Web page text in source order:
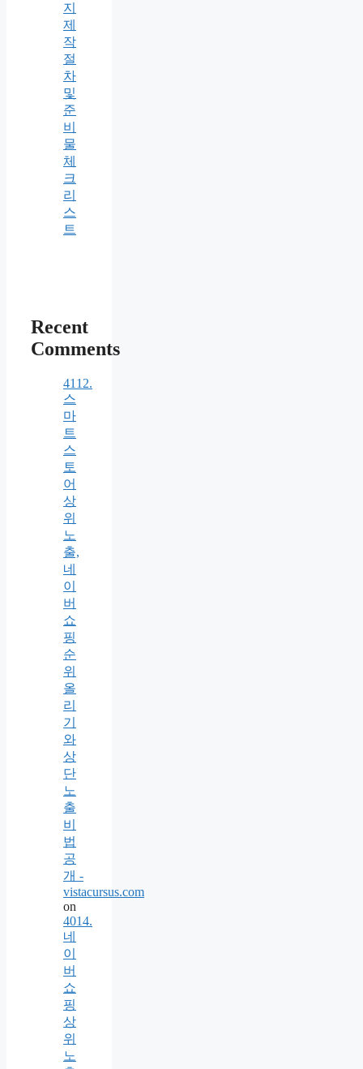
지
제
작
절
차
및
준
비
물
체
크
리
스
트
Recent
Comments
4112.
스
마
트
스
토
어
상
위
노
출,
네
이
버
쇼
핑
순
위
올
리
기
와
상
단
노
출
비
법
공
개 -
vistacursus.com
on
4014.
네
이
버
쇼
핑
상
위
노